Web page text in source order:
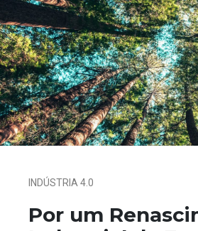
Associados
Recursos
Notícias
Eventos
Projectos
INDÚSTRIA 4.0
Por um